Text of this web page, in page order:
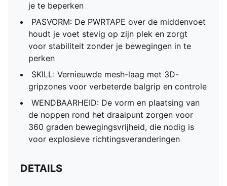
je te beperken
PASVORM: De PWRTAPE over de middenvoet
houdt je voet stevig op zijn plek en zorgt
voor stabiliteit zonder je bewegingen in te
perken
SKILL: Vernieuwde mesh-laag met 3D-
gripzones voor verbeterde balgrip en controle
WENDBAARHEID: De vorm en plaatsing van
de noppen rond het draaipunt zorgen voor
360 graden bewegingsvrijheid, die nodig is
voor explosieve richtingsveranderingen
DETAILS